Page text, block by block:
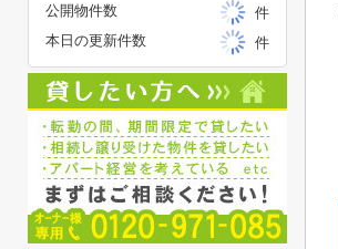
公開物件数
件
本日の更新件数
件